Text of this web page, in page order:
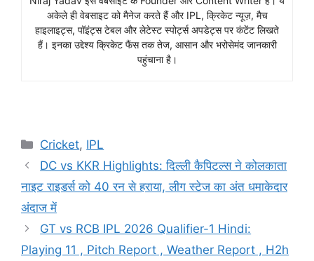
अकेले ही वेबसाइट को मैनेज करते हैं और IPL, क्रिकेट न्यूज़, मैच
हाइलाइट्स, पॉइंट्स टेबल और लेटेस्ट स्पोर्ट्स अपडेट्स पर कंटेंट लिखते
हैं। इनका उद्देश्य क्रिकेट फैंस तक तेज, आसान और भरोसेमंद जानकारी
पहुंचाना है।
Cricket, IPL
DC vs KKR Highlights: दिल्ली कैपिटल्स ने कोलकाता
नाइट राइडर्स को 40 रन से हराया, लीग स्टेज का अंत धमाकेदार
अंदाज में
GT vs RCB IPL 2026 Qualifier-1 Hindi:
Playing 11 , Pitch Report , Weather Report , H2h